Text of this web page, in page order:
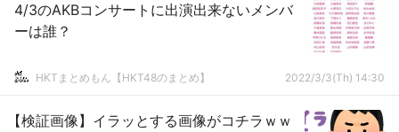
4/3のAKBコンサートに出演出来ないメンバ
ーは誰？
HKTまとめもん【HKT48のまとめ】 2022/3/3(Th) 14:30
【検証画像】イラッとする画像がコチラｗｗ